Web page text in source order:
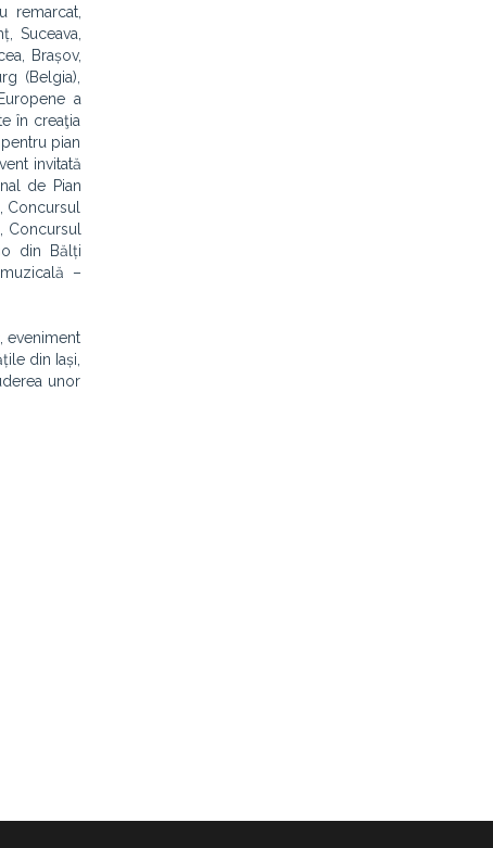
remarcat,
Suceava,
Brașov,
(Belgia),
a
în creaţia
pian
invitată
de Pian
Concursul
din Bălți
–
eveniment
din Iași,
unor